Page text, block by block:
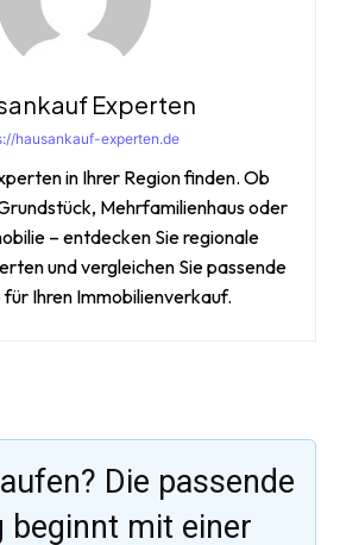
Experten
hausankauf-experten.de
in Ihrer Region finden. Ob
Mehrfamilienhaus oder
– entdecken Sie regionale
und vergleichen Sie passende
Ihren Immobilienverkauf.
Die passende
beginnt mit einer